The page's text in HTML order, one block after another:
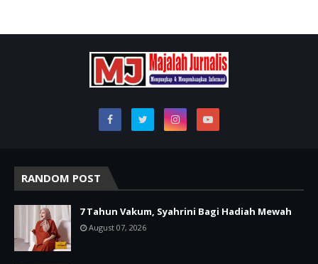
RANDOM POST
7 Tahun Vakum, Syahrini Bagi Hadiah Mewah
August 07, 2026